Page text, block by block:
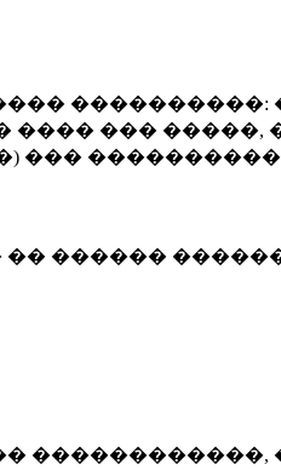
����������:
��� �����,
���
�� ������
������������,